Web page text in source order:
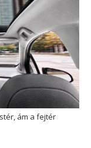
ám a fejtér